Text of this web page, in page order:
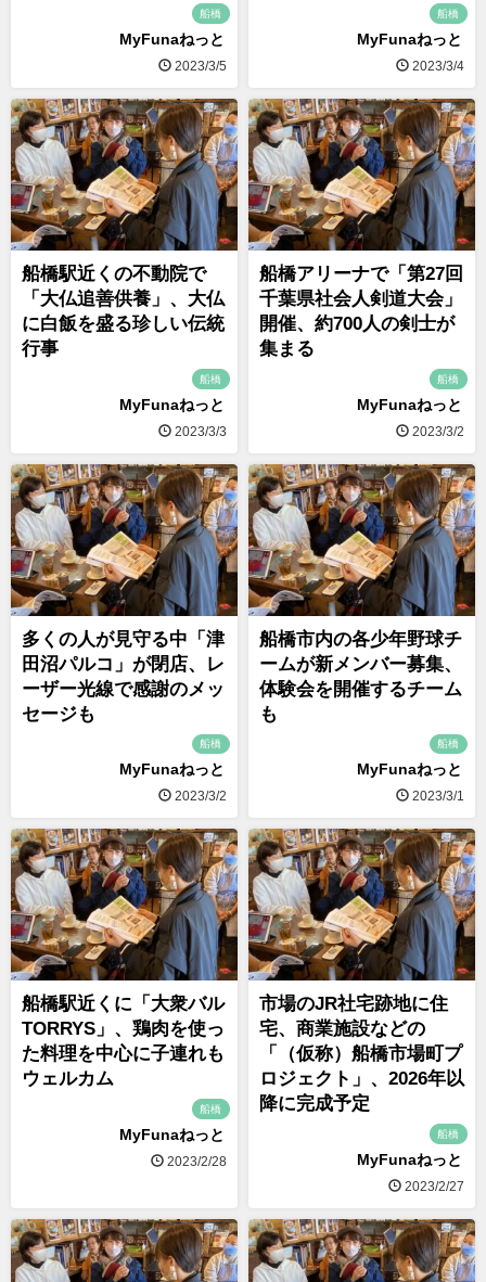
船橋
MyFunaねっと
2023/3/5
船橋
MyFunaねっと
2023/3/4
船橋駅近くの不動院で
「大仏追善供養」、大仏
に白飯を盛る珍しい伝統
行事
船橋
MyFunaねっと
2023/3/3
船橋アリーナで「第27回
千葉県社会人剣道大会」
開催、約700人の剣士が
集まる
船橋
MyFunaねっと
2023/3/2
多くの人が見守る中「津
田沼パルコ」が閉店、レ
ーザー光線で感謝のメッ
セージも
船橋
MyFunaねっと
2023/3/2
船橋市内の各少年野球チ
ームが新メンバー募集、
体験会を開催するチーム
も
船橋
MyFunaねっと
2023/3/1
船橋駅近くに「大衆バル
TORRYS」、鶏肉を使っ
た料理を中心に子連れも
ウェルカム
船橋
MyFunaねっと
2023/2/28
市場のJR社宅跡地に住
宅、商業施設などの
「（仮称）船橋市場町プ
ロジェクト」、2026年以
降に完成予定
船橋
MyFunaねっと
2023/2/27